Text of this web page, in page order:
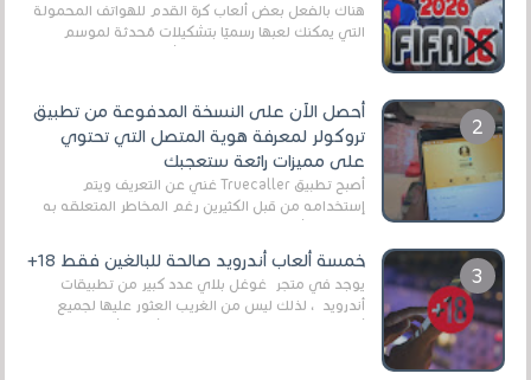
هناك بالفعل بعض ألعاب كرة القدم للهواتف المحمولة
التي يمكنك لعبها رسميًا بتشكيلات مُحدثة لموسم
أحصل الآن على النسخة المدفوعة من تطبيق
تروكولر لمعرفة هوية المتصل التي تحتوي
على مميزات رائعة ستعجبك
أصبح تطبيق Truecaller غني عن التعريف ويتم
إستخدامه من قبل الكثيرين رغم المخاطر المتعلقه به
خمسة ألعاب أندرويد صالحة للبالغين فقط 18+
يوجد في متجر غوغل بلاي عدد كبير من تطبيقات
أندرويد ، لذلك ليس من الغريب العثور عليها لجميع